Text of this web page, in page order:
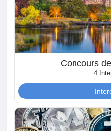
Discover Posts
Funding
My Funding
Offers
Concours
4